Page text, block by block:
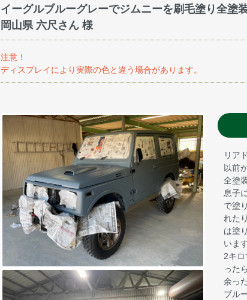
イーグルブルーグレーでジムニーを刷毛塗り全塗
岡山県 六尺さん 様
注意！
ディスプレイにより実際の色と違う場合があります。
リア
以前
全塗
息子
で塗
れた
は塗
いま
2キ
った
余っ
ブル